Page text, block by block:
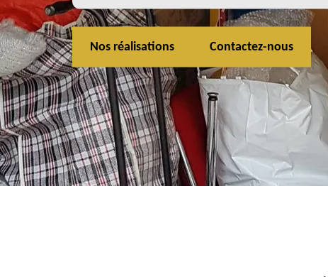
Nos réalisations Contactez-nous